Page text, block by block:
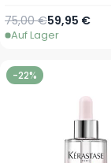
ml
Sonderpreis
59,95 €
Regulärer Preis
75,00 €
Auf Lager
-22%